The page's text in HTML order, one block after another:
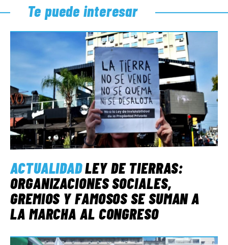
Te puede interesar
ACTUALIDADLEY DE TIERRAS:
ORGANIZACIONES SOCIALES,
GREMIOS Y FAMOSOS SE SUMAN A
LA MARCHA AL CONGRESO